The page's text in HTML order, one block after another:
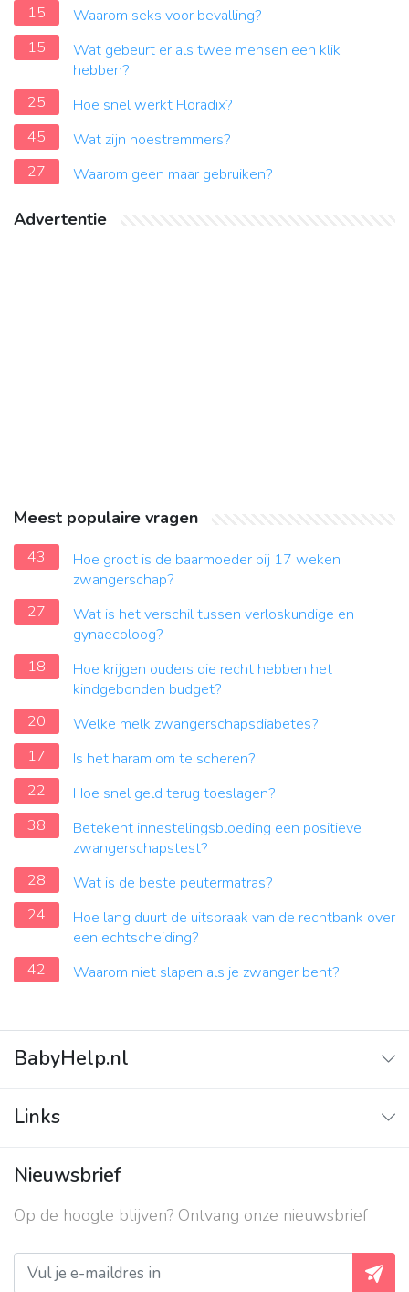
15
Waarom seks voor bevalling?
15
Wat gebeurt er als twee mensen een klik
hebben?
25
Hoe snel werkt Floradix?
45
Wat zijn hoestremmers?
27
Waarom geen maar gebruiken?
Advertentie
Meest populaire vragen
43
Hoe groot is de baarmoeder bij 17 weken
zwangerschap?
27
Wat is het verschil tussen verloskundige en
gynaecoloog?
18
Hoe krijgen ouders die recht hebben het
kindgebonden budget?
20
Welke melk zwangerschapsdiabetes?
17
Is het haram om te scheren?
22
Hoe snel geld terug toeslagen?
38
Betekent innestelingsbloeding een positieve
zwangerschapstest?
28
Wat is de beste peutermatras?
24
Hoe lang duurt de uitspraak van de rechtbank over
een echtscheiding?
42
Waarom niet slapen als je zwanger bent?
BabyHelp.nl
Vraag & Antwoord
Links
Contact
Over ons
Privacy beleid
Nieuwsbrief
Op de hoogte blijven? Ontvang onze nieuwsbrief